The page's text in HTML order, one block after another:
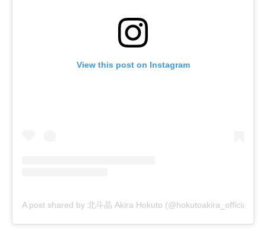
View this post on Instagram
A post shared by 北斗晶 Akira Hokuto (@hokutoakira_official)